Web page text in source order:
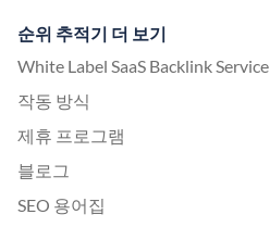
순위 추적기 더 보기
White Label SaaS Backlink Service
작동 방식
제휴 프로그램
블로그
SEO 용어집